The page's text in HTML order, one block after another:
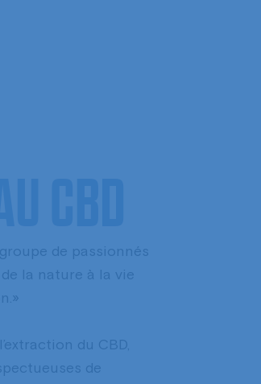
de passionnés
la nature à la vie
du CBD,
de